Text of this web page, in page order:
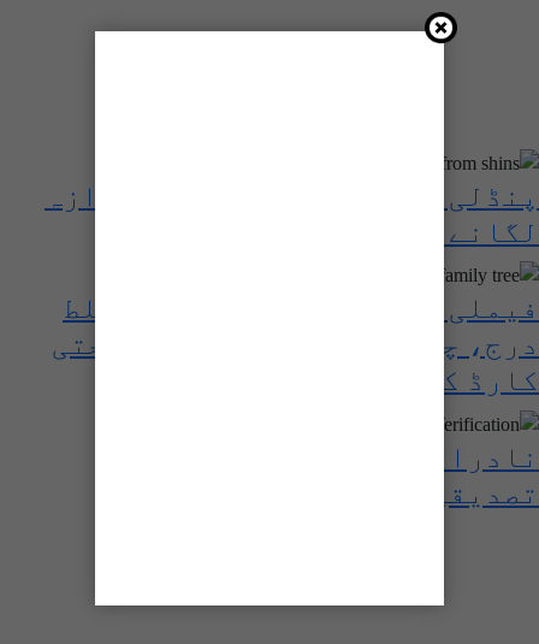
پنڈلی سے زندگی کی مدت کا اندازہ
لگانے کا دعویٰ
فیملی ٹری میں والدہ کا نام غلط
درج، چھوٹے بہن بھائی کا شناختی
کارڈ کیسے بنوائیں؟
نادرا کی چہرے سے بائیومیٹرک
تصدیقی سہولت متعارف